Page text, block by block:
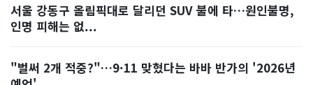
서울 강동구 올림픽대로 달리던 SUV 불에 타…원인불명,
인명 피해는 없...
"벌써 2개 적중?"…9·11 맞혔다는 바바 반가의 '2026년